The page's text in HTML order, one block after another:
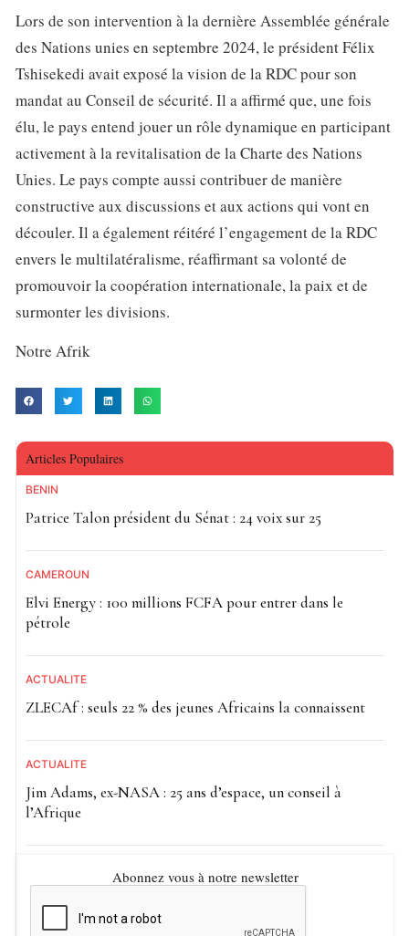
Lors de son intervention à la dernière Assemblée générale
des Nations unies en septembre 2024, le président Félix
Tshisekedi avait exposé la vision de la RDC pour son
mandat au Conseil de sécurité. Il a affirmé que, une fois
élu, le pays entend jouer un rôle dynamique en participant
activement à la revitalisation de la Charte des Nations
Unies. Le pays compte aussi contribuer de manière
constructive aux discussions et aux actions qui vont en
découler. Il a également réitéré l’engagement de la RDC
envers le multilatéralisme, réaffirmant sa volonté de
promouvoir la coopération internationale, la paix et de
surmonter les divisions.
Notre Afrik
Articles Populaires
BÉNIN
Patrice Talon président du Sénat : 24 voix sur 25
CAMEROUN
Elvi Energy : 100 millions FCFA pour entrer dans le
pétrole
ACTUALITE
ZLECAf : seuls 22 % des jeunes Africains la connaissent
ACTUALITE
Jim Adams, ex-NASA : 25 ans d’espace, un conseil à
l’Afrique
Abonnez vous à notre newsletter